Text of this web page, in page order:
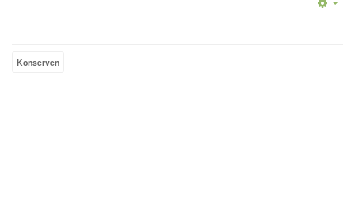
Konserven